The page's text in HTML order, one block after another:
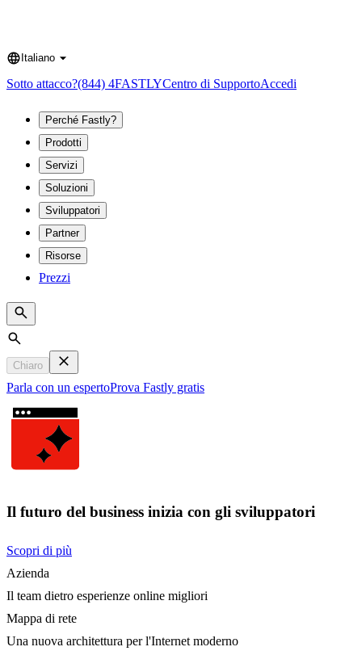
Language
Italiano
Sotto attacco?(844) 4FASTLYCentro di SupportoAccedi
Perché Fastly?
Prodotti
Servizi
Soluzioni
Sviluppatori
Partner
Risorse
Prezzi
Search
Chiaro
Parla con un espertoProva Fastly gratis
Il futuro del business inizia con gli sviluppatori
Scopri di più
Azienda
Il team dietro esperienze online migliori
Mappa di rete
Una nuova architettura per l'Internet moderno